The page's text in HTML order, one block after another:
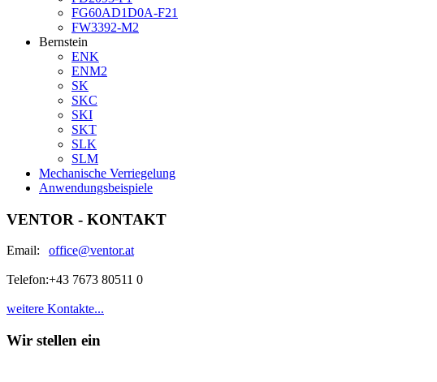
FG60AD1D0A-F21
FW3392-M2
Bernstein
ENK
ENM2
SK
SKC
SKI
SKT
SLK
SLM
Mechanische Verriegelung
Anwendungsbeispiele
VENTOR - KONTAKT
Email: office@ventor.at
Telefon:+43 7673 80511 0
weitere Kontakte...
Wir stellen ein